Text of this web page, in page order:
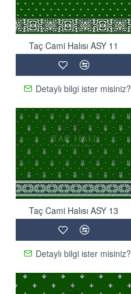
Taç Cami Halısı ASY 11
Detaylı bilgi ister misiniz?
Taç Cami Halısı ASY 13
Detaylı bilgi ister misiniz?